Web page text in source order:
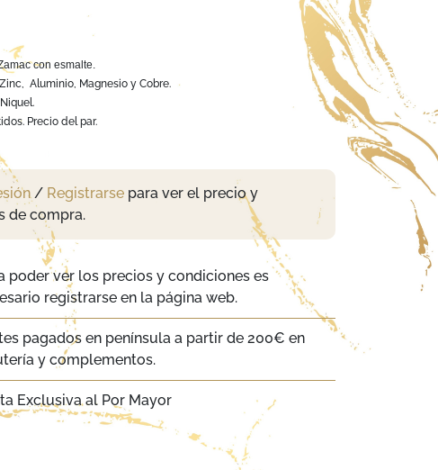
con esmalte.
Aluminio, Magnesio y Cobre.
Precio del par.
/ Registrarse para ver el precio y
de compra.
poder ver los precios y condiciones es
registrarse en la página web.
pagados en península a partir de 200€ en
y complementos.
Exclusiva al Por Mayor